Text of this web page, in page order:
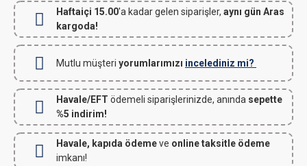
Haftaiçi 15.00'a kadar gelen siparişler, aynı gün Aras
kargoda!
Mutlu müşteri yorumlarımızı incelediniz mi?
Havale/EFT ödemeli siparişlerinizde, anında sepette
%5 indirim!
Havale, kapıda ödemeve online taksitle ödeme
imkanı!